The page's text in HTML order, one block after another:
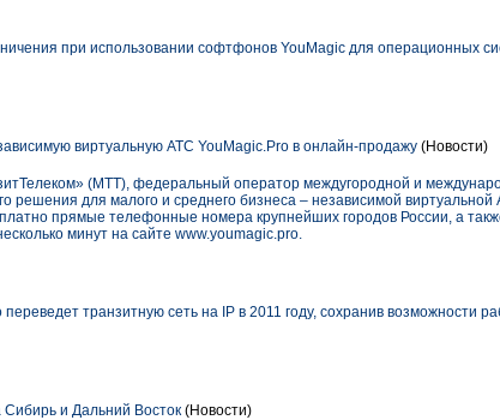
при использовании софтфонов YouMagic для операционных
виртуальную АТС YouMagic.Pro в онлайн-продажу (Новости)
(МТТ), федеральный оператор междугородной и
решения для малого и среднего бизнеса – независимой виртуальной
прямые телефонные номера крупнейших городов России, а
минут на сайте www.youmagic.pro.
транзитную сеть на IP в 2011 году, сохранив возможности
Сибирь и Дальний Восток (Новости)